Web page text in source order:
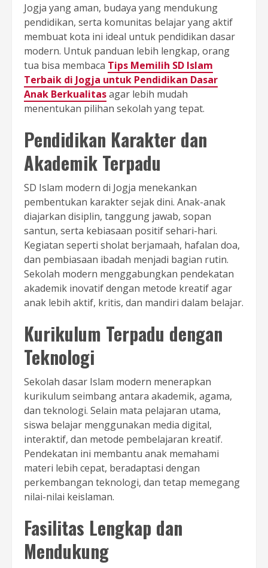
Jogja yang aman, budaya yang mendukung
pendidikan, serta komunitas belajar yang aktif
membuat kota ini ideal untuk pendidikan dasar
modern. Untuk panduan lebih lengkap, orang
tua bisa membaca Tips Memilih SD Islam
Terbaik di Jogja untuk Pendidikan Dasar
Anak Berkualitasagar lebih mudah
menentukan pilihan sekolah yang tepat.
Pendidikan Karakter dan
Akademik Terpadu
SD Islam modern di Jogja menekankan
pembentukan karakter sejak dini. Anak-anak
diajarkan disiplin, tanggung jawab, sopan
santun, serta kebiasaan positif sehari-hari.
Kegiatan seperti sholat berjamaah, hafalan doa,
dan pembiasaan ibadah menjadi bagian rutin.
Sekolah modern menggabungkan pendekatan
akademik inovatif dengan metode kreatif agar
anak lebih aktif, kritis, dan mandiri dalam belajar.
Kurikulum Terpadu dengan
Teknologi
Sekolah dasar Islam modern menerapkan
kurikulum seimbang antara akademik, agama,
dan teknologi. Selain mata pelajaran utama,
siswa belajar menggunakan media digital,
interaktif, dan metode pembelajaran kreatif.
Pendekatan ini membantu anak memahami
materi lebih cepat, beradaptasi dengan
perkembangan teknologi, dan tetap memegang
nilai-nilai keislaman.
Fasilitas Lengkap dan
Mendukung